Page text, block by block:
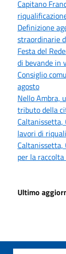
Capitano
Definizione
straordinarie
Festa del
di bevande in
Consiglio
agosto
Nello Ambra,
tributo della
Caltanissetta,
lavori di
per la
Ultimo